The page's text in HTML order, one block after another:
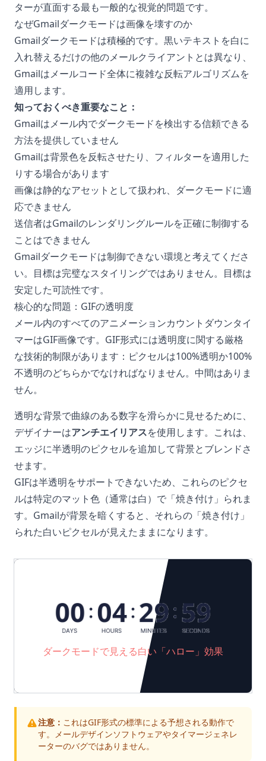
ターが直面する最も一般的な視覚的問題です。
なぜGmailダークモードは画像を壊すのか
Gmailダークモードは積極的です。黒いテキストを白に
入れ替えるだけの他のメールクライアントとは異なり、
Gmailはメールコード全体に複雑な反転アルゴリズムを
適用します。
知っておくべき重要なこと：
Gmailはメール内でダークモードを検出する信頼できる
方法を提供していません
Gmailは背景色を反転させたり、フィルターを適用した
りする場合があります
画像は静的なアセットとして扱われ、ダークモードに適
応できません
送信者はGmailのレンダリングルールを正確に制御する
ことはできません
Gmailダークモードは制御できない環境と考えてくださ
い。目標は完璧なスタイリングではありません。目標は
安定した可読性です。
核心的な問題：GIFの透明度
メール内のすべてのアニメーションカウントダウンタイ
マーはGIF画像です。GIF形式には透明度に関する厳格
な技術的制限があります：ピクセルは100%透明か100%
不透明のどちらかでなければなりません。中間はありま
せん。
透明な背景で曲線のある数字を滑らかに見せるために、
デザイナーはアンチエイリアスを使用します。これは、
エッジに半透明のピクセルを追加して背景とブレンドさ
せます。
GIFは半透明をサポートできないため、これらのピクセ
ルは特定のマット色（通常は白）で「焼き付け」られま
す。Gmailが背景を暗くすると、それらの「焼き付け」
られた白いピクセルが見えたままになります。
ダークモードで見える白い「ハロー」効果
注意： これはGIF形式の標準による予想される動作で
す。メールデザインソフトウェアやタイマージェネレ
ーターのバグではありません。